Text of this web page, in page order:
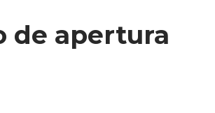
de apertura